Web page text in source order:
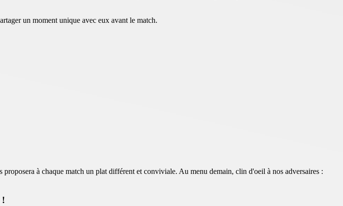
un moment unique avec eux avant le match.
à chaque match un plat différent et conviviale. Au menu demain, clin d'oeil à nos adversaires :
!